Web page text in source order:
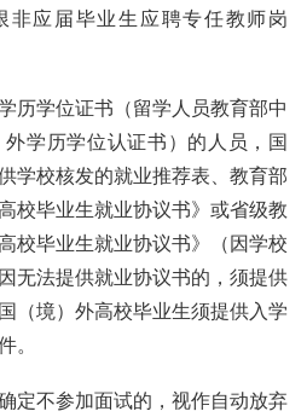
非应届毕业生应聘专任教师岗
历学位证书（留学人员教育部中
学历学位认证书）的人员，国
学校核发的就业推荐表、教育部
校毕业生就业协议书》或省级教
校毕业生就业协议书》（因学校
无法提供就业协议书的，须提供
（境）外高校毕业生须提供入学
。
定不参加面试的，视作自动放弃